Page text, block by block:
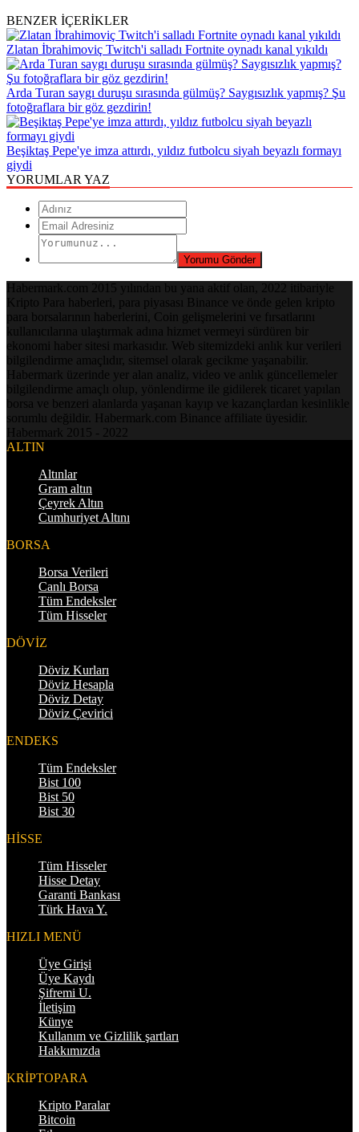
BENZER İÇERİKLER
Zlatan İbrahimoviç Twitch'i salladı Fortnite oynadı kanal yıkıldı
Arda Turan saygı duruşu sırasında gülmüş? Saygısızlık yapmış? Şu
fotoğraflara bir göz gezdirin!
Beşiktaş Pepe'ye imza attırdı, yıldız futbolcu siyah beyazlı formayı
giydi
YORUMLAR YAZ
Habermark.com 2015 yılından bu yana aktif olan, 2022 itibariyle
Kripto Para haberleri, para piyasası Binance ve önde gelen kripto
para borsalarının haberlerini, Coin gelişmelerini ve fırsatlarını
kullanıcılarına ulaştırmak adına hizmet vermeyi sürdüren bir
ekonomi haber sitesi markasıdır. Web sitemizdeki anlık kur verileri
bilgilendirme amaçlıdır, sitemsel olarak gecikme yaşanabilir.
Habermark üzerinde yer alan analiz, video ve anlık güncellemeler
bilgilendirme amaçlı olup, yönlendirme ile gidilerek ticaret yapılan
borsa ve benzeri alanlarda yaşanan kayıp ve kazançlardan kesinlikle
sorumlu değildir. Habermark.com Binance affiliate üyesidir.
Habermark 2015 - 2022
ALTIN
Altınlar
Gram altın
Çeyrek Altın
Cumhuriyet Altını
BORSA
Borsa Verileri
Canlı Borsa
Tüm Endeksler
Tüm Hisseler
DÖVİZ
Döviz Kurları
Döviz Hesapla
Döviz Detay
Döviz Çevirici
ENDEKS
Tüm Endeksler
Bist 100
Bist 50
Bist 30
HİSSE
Tüm Hisseler
Hisse Detay
Garanti Bankası
Türk Hava Y.
HIZLI MENÜ
Üye Girişi
Üye Kaydı
Şifremi U.
İletişim
Künye
Kullanım ve Gizlilik şartları
Hakkımızda
KRİPTOPARA
Kripto Paralar
Bitcoin